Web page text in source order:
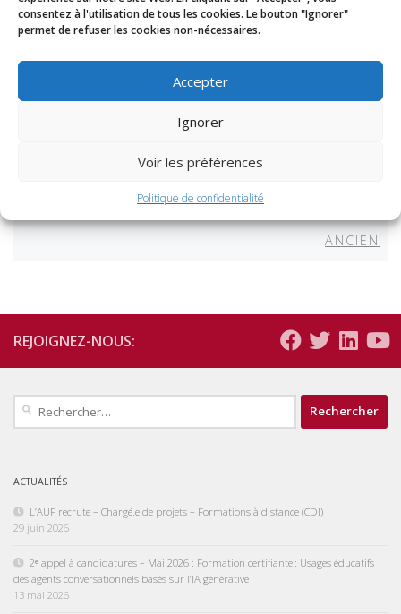
consentez à l'utilisation de tous les cookies. Le bouton "Ignorer"
permet de refuser les cookies non-nécessaires.
Accepter
Ignorer
Voir les préférences
Politique de confidentialité
Transformation Numérique de l’Afrique :
une éducation à fort impact » le mercredi 8
juin 2022 à 16h00 (heure de Paris).
articles
1 2 3 …
6
ANCIEN
REJOIGNEZ-NOUS:
ACTUALITÉS
L’AUF recrute – Chargé.e de projets – Formations à distance (CDI)
29 juin 2026
2ᵉ appel à candidatures – Mai 2026 : Formation certifiante : Usages éducatifs
des agents conversationnels basés sur l’IA générative
13 mai 2026